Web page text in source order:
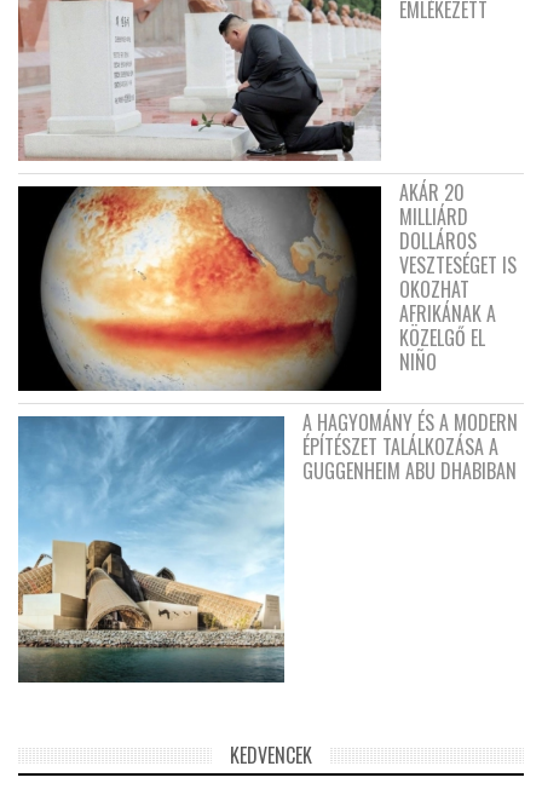
EMLÉKEZETT
AKÁR 20
MILLIÁRD
DOLLÁROS
VESZTESÉGET IS
OKOZHAT
AFRIKÁNAK A
KÖZELGŐ EL
NIÑO
A HAGYOMÁNY ÉS A MODERN
ÉPÍTÉSZET TALÁLKOZÁSA A
GUGGENHEIM ABU DHABIBAN
KEDVENCEK